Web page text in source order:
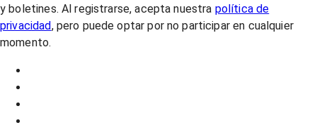
y boletines. Al registrarse, acepta nuestra política de
privacidad, pero puede optar por no participar en cualquier
momento.